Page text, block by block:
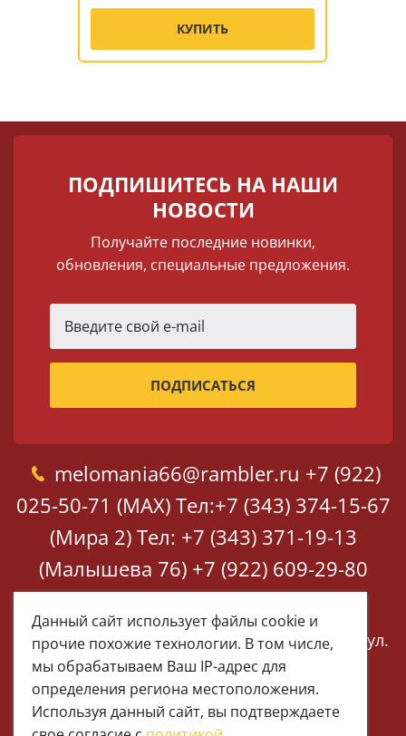
КУПИТЬ
ПОДПИШИТЕСЬ НА НАШИ
НОВОСТИ
Получайте последние новинки,
обновления, специальные предложения.
melomania66@rambler.ru +7 (922)
025-50-71 (MAX) Тел:+7 (343) 374-15-67
(Мира 2) Тел: +7 (343) 371-19-13
(Малышева 76) +7 (922) 609-29-80
(MAX)
Екатеринбург, ул. Мира 2
Екатеринбург, ул.
Малышева 76
Данный сайт использует файлы cookie и
прочие похожие технологии. В том числе,
мы обрабатываем Ваш IP-адрес для
определения региона местоположения.
Используя данный сайт, вы подтверждаете